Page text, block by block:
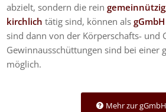
abzielt, sondern die rein
kirchlich tätig sind, können alsgGmbH
sind dann von der Körperschafts- und
Gewinnausschüttungen sind bei einer
möglich.
Mehr zur gGmbH